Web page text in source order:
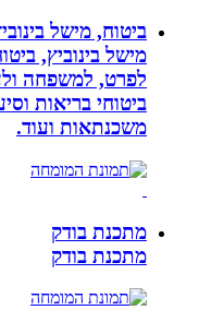
ביטוח, מישל בינוביץ
מישל בינוביץ, ביטוח,
לפרט, למשפחה ולעסק:
ביטוחי בריאות וסיעוד,
משכנתאות ועוד.
מתכנת בודק
מתכנת בודק